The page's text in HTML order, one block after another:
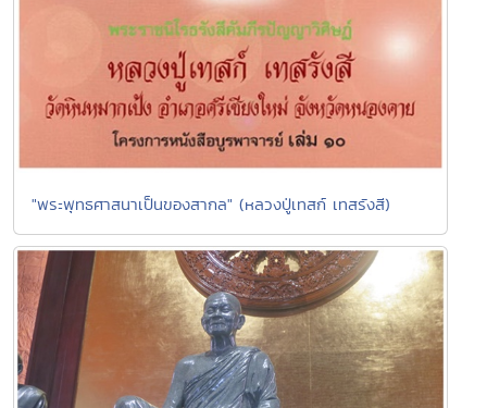
"พระพุทธศาสนาเป็นของสากล" (หลวงปู่เทสก์ เทสรังสี)